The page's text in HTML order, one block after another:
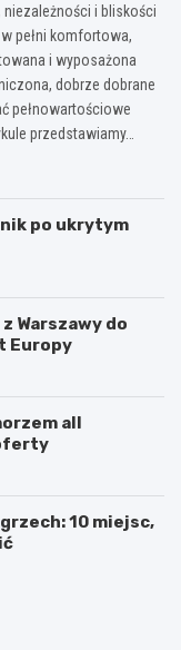
i bliskości
pełni komfortowa,
i wyposażona
dobrze dobrane
pełnowartościowe
przedstawiamy…
po ukrytym
Warszawy do
Europy
all
10 miejsc,